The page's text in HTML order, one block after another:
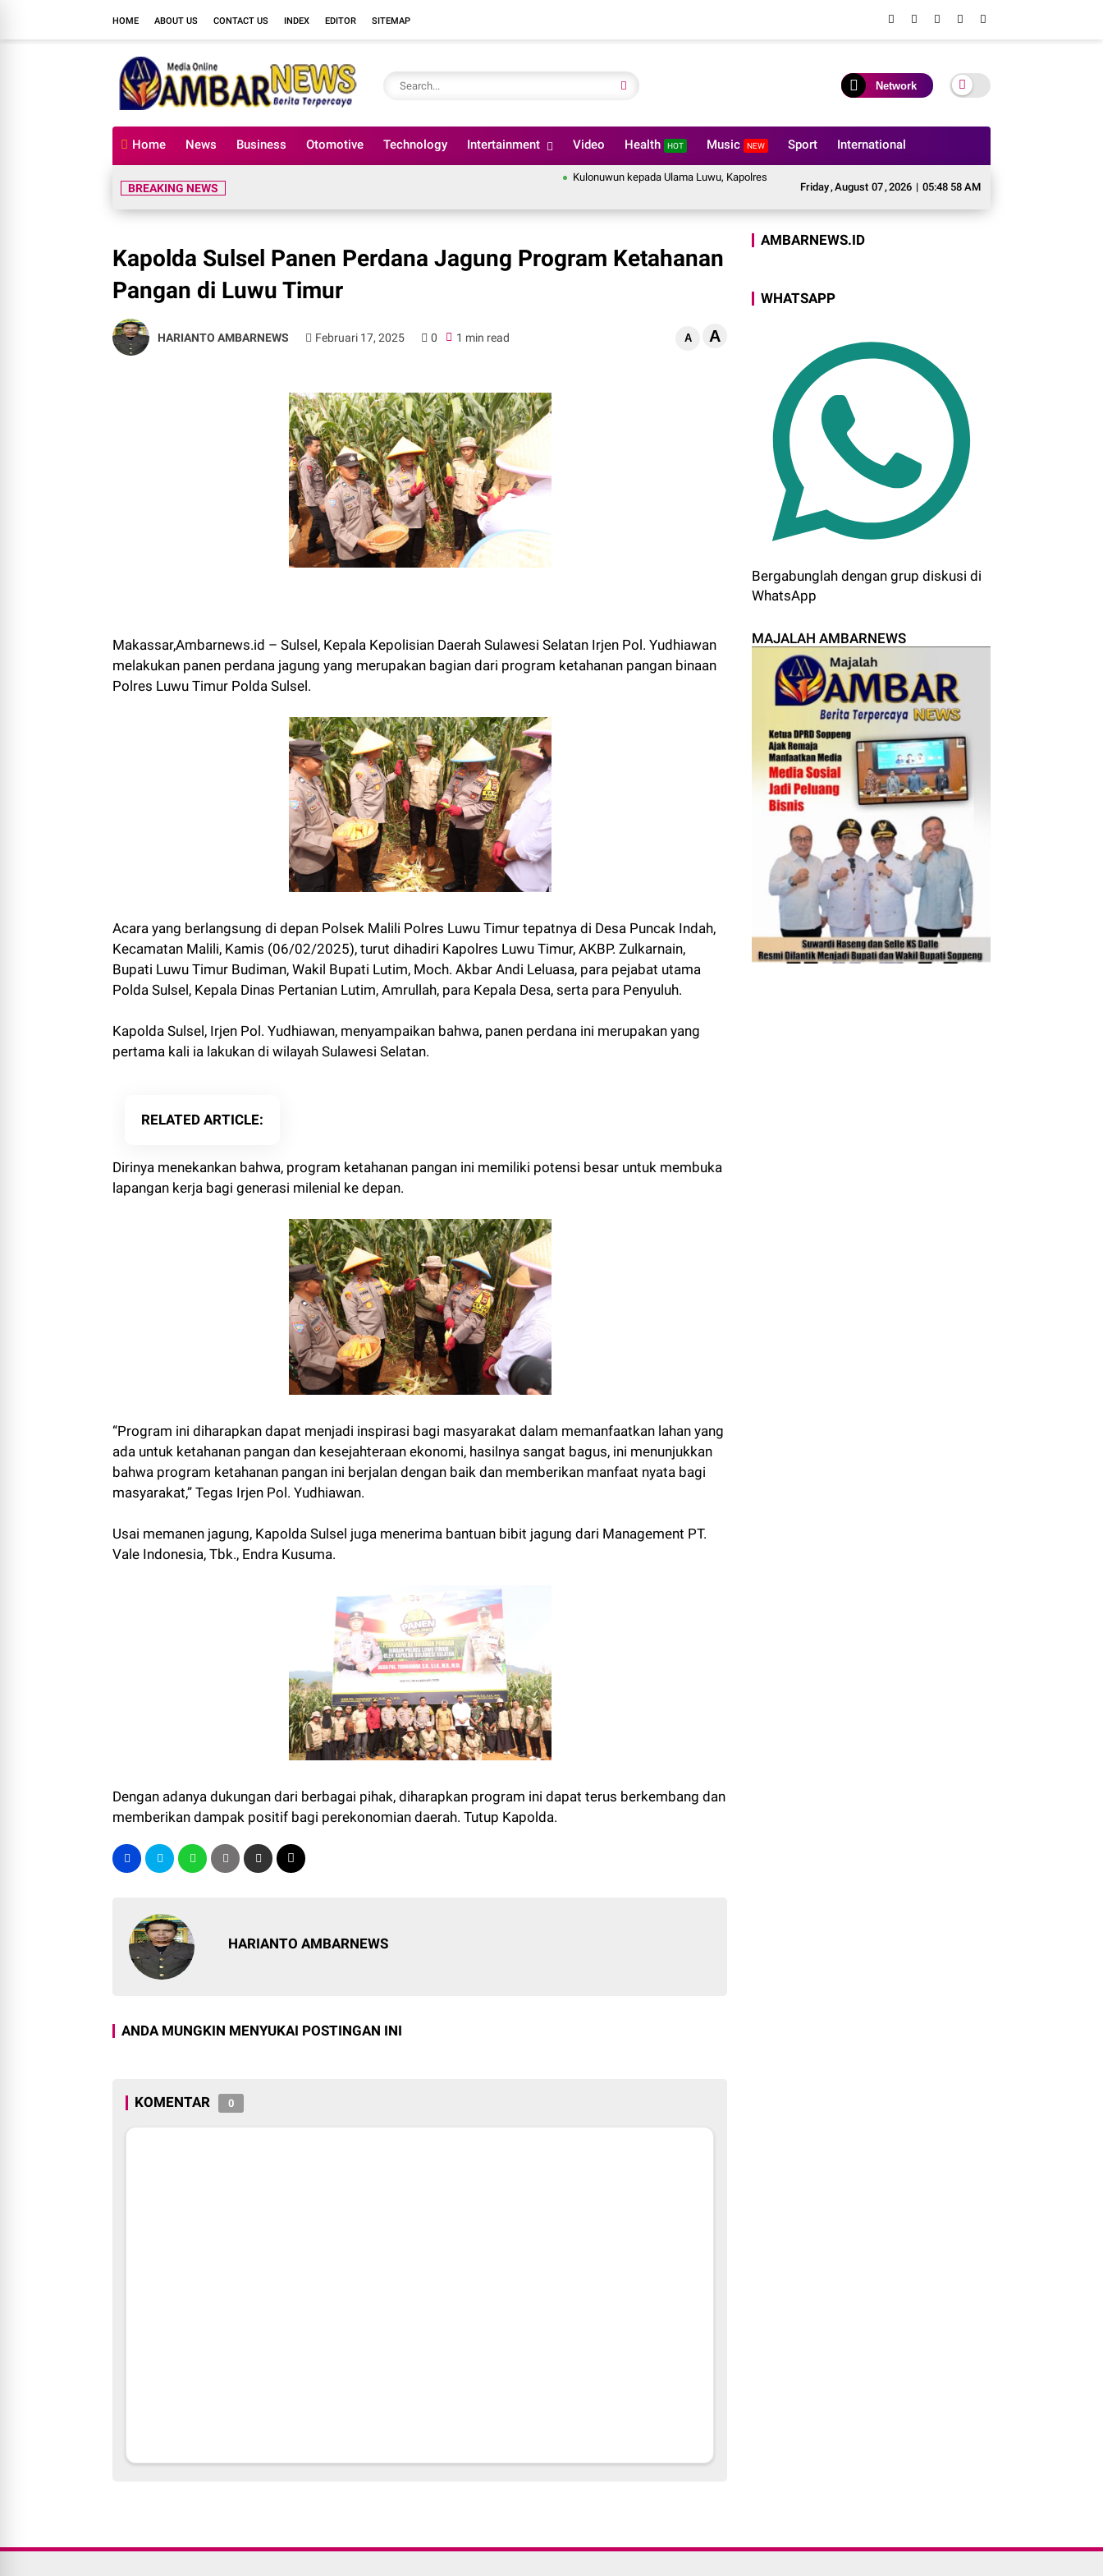
HOME ABOUT US CONTACT US INDEX EDITOR SITEMAP
Network
Home News Business Otomotive Technology Intertainment Video Health HOT Music NEW Sport International
Friday,August 07,2026 | 05:48 59 AM
BREAKING NEWS
Kulonuwun kepada Ulama Luwu, Kapolres AKBP Andrias Nurcahyo Wibowo Mohon Bimbingan Menjaga Amanah untuk
Kapolda Sulsel Panen Perdana Jagung Program Ketahanan
Pangan di Luwu Timur
HARIANTO AMBARNEWS Februari 17, 2025 0 1 min read A A
Makassar,Ambarnews.id – Sulsel, Kepala Kepolisian Daerah Sulawesi Selatan Irjen Pol. Yudhiawan
melakukan panen perdana jagung yang merupakan bagian dari program ketahanan pangan binaan
Polres Luwu Timur Polda Sulsel.
Acara yang berlangsung di depan Polsek Malili Polres Luwu Timur tepatnya di Desa Puncak Indah,
Kecamatan Malili, Kamis (06/02/2025), turut dihadiri Kapolres Luwu Timur, AKBP. Zulkarnain,
Bupati Luwu Timur Budiman, Wakil Bupati Lutim, Moch. Akbar Andi Leluasa, para pejabat utama
Polda Sulsel, Kepala Dinas Pertanian Lutim, Amrullah, para Kepala Desa, serta para Penyuluh.
Kapolda Sulsel, Irjen Pol. Yudhiawan, menyampaikan bahwa, panen perdana ini merupakan yang
pertama kali ia lakukan di wilayah Sulawesi Selatan.
RELATED ARTICLE
Dirinya menekankan bahwa, program ketahanan pangan ini memiliki potensi besar untuk membuka
lapangan kerja bagi generasi milenial ke depan.
“Program ini diharapkan dapat menjadi inspirasi bagi masyarakat dalam memanfaatkan lahan yang
ada untuk ketahanan pangan dan kesejahteraan ekonomi, hasilnya sangat bagus, ini menunjukkan
bahwa program ketahanan pangan ini berjalan dengan baik dan memberikan manfaat nyata bagi
masyarakat,” Tegas Irjen Pol. Yudhiawan.
Usai memanen jagung, Kapolda Sulsel juga menerima bantuan bibit jagung dari Management PT.
Vale Indonesia, Tbk., Endra Kusuma.
Dengan adanya dukungan dari berbagai pihak, diharapkan program ini dapat terus berkembang dan
memberikan dampak positif bagi perekonomian daerah. Tutup Kapolda.
HARIANTO AMBARNEWS
ANDA MUNGKIN MENYUKAI POSTINGAN INI
KOMENTAR 0
AMBARNEWS.ID
WHATSAPP
Bergabunglah dengan grup diskusi di
WhatsApp
MAJALAH AMBARNEWS